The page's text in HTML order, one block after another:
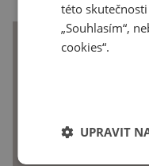
této
„Souhlasím“,
cookies“.
UPRAVIT